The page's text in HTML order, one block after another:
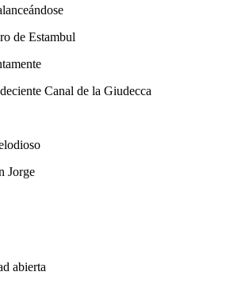
de Estambul
Canal de la Giudecca
Jorge
abierta